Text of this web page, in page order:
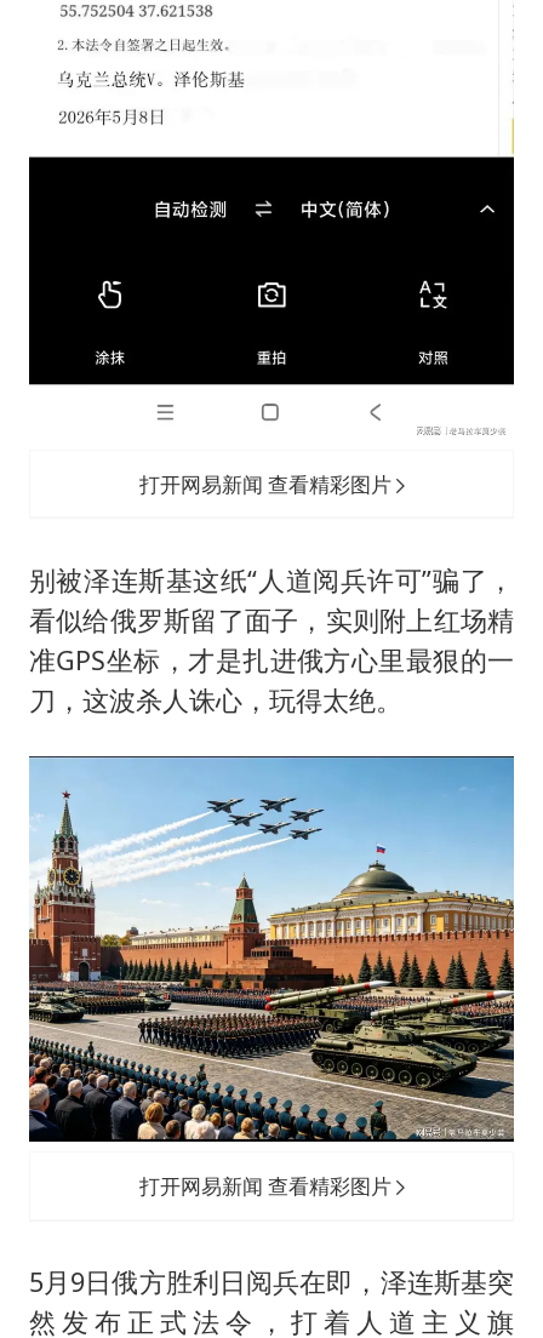
打开网易新闻 查看精彩图片
别被泽连斯基这纸“人道阅兵许可”骗了，
看似给俄罗斯留了面子，实则附上红场精
准GPS坐标，才是扎进俄方心里最狠的一
刀，这波杀人诛心，玩得太绝。
打开网易新闻 查看精彩图片
5月9日俄方胜利日阅兵在即，泽连斯基突
然发布正式法令，打着人道主义旗